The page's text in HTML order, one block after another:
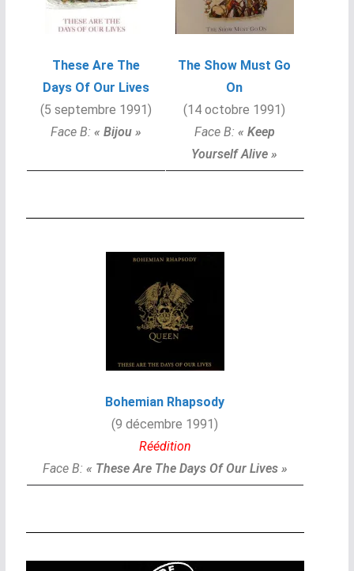
These Are The
Days Of Our Lives
(5 septembre 1991)
Face B: « Bijou »
The Show Must Go
On
(14 octobre 1991)
Face B: « Keep
Yourself Alive »
Bohemian Rhapsody
(9 décembre 1991)
Réédition
Face B: « These Are The Days Of Our Lives »